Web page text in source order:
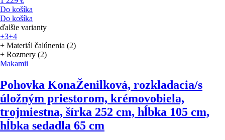
Do košíka
Do košíka
ďalšie varianty
+3+4
+ Materiál čalúnenia (2)
+ Rozmery (2)
Makamii
Pohovka KonaŽenilková, rozkladacia/s
úložným priestorom, krémovobiela,
trojmiestna, šírka 252 cm, hĺbka 105 cm,
hĺbka sedadla 65 cm